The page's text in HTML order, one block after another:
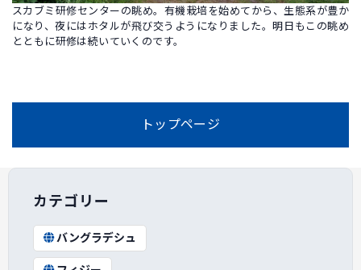
スカブミ研修センターの眺め。有機栽培を始めてから、生態系が豊か
になり、夜にはホタルが飛び交うようになりました。明日もこの眺め
とともに研修は続いていくのです。
トップページ
カテゴリー
バングラデシュ